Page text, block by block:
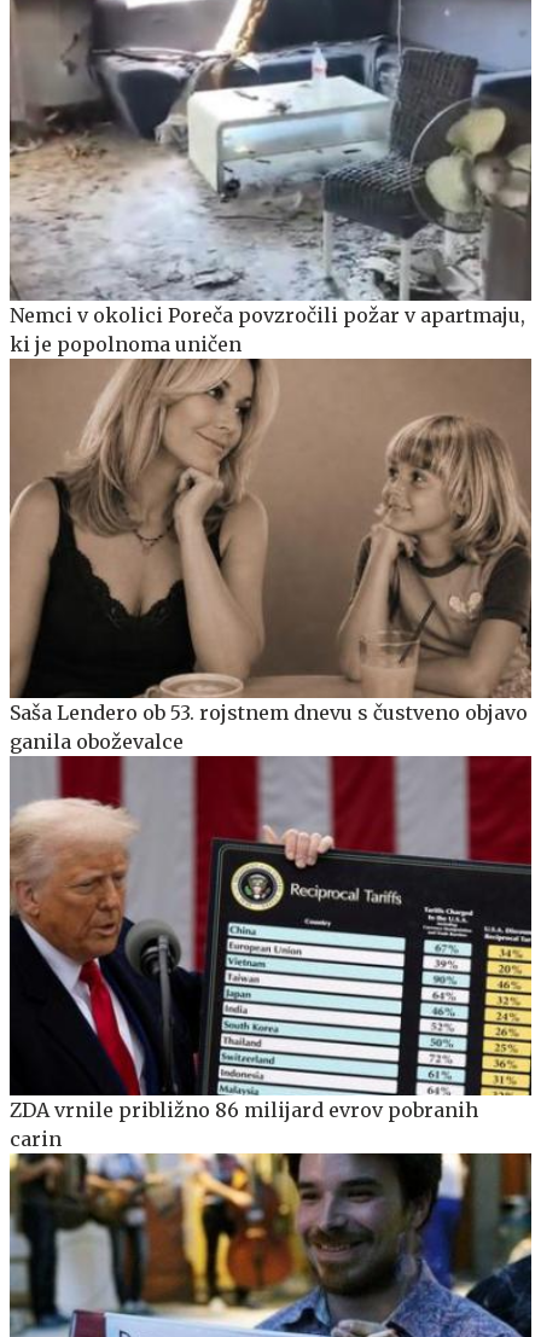
Nemci v okolici Poreča povzročili požar v apartmaju,
ki je popolnoma uničen
Saša Lendero ob 53. rojstnem dnevu s čustveno objavo
ganila oboževalce
ZDA vrnile približno 86 milijard evrov pobranih
carin